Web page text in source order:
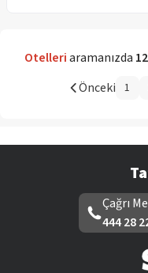
Otelleriaramanızda
Önceki 1
Çağrı
444 28